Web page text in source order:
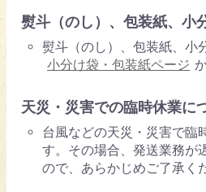
熨斗（のし）、包装紙、小
熨斗（のし）、包装紙、小
小分け袋・包装紙ページ
天災・災害での臨時休業に
台風などの天災・災害で臨
す。その場合、発送業務が
ので、あらかじめご了承く